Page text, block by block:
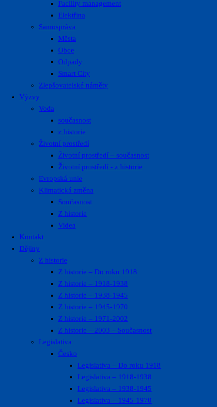
Facility management
Elektřina
Samospráva
Města
Obce
Odpady
Smart City
Zlepšovatelské náměty
Výzvy
Voda
současnost
z historie
Životní prostředí
Životní prostředí – současnost
Životní prostředí ​- z historie
Evropská unie
Klimatická změna
Současnost
Z historie
Videa
Kontakt
Dějiny
Z historie
Z historie – Do roku 1918
Z historie – 1918-1938
Z historie – 1938-1945
Z historie – 1945-1970
Z historie – 1971-2002
Z historie – 2003 – Současnost
Legislativa
Česko
Legislativa – Do roku 1918
Legislativa – 1918-1938
Legislativa – 1938-1945
Legislativa – 1945-1970